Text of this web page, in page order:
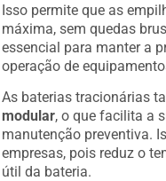
Isso permite que as
máxima, sem quedas
essencial para manter a
operação de
As baterias tracionárias
modular, o que facilita a
manutenção preventiva.
empresas, pois reduz o
útil da bateria.